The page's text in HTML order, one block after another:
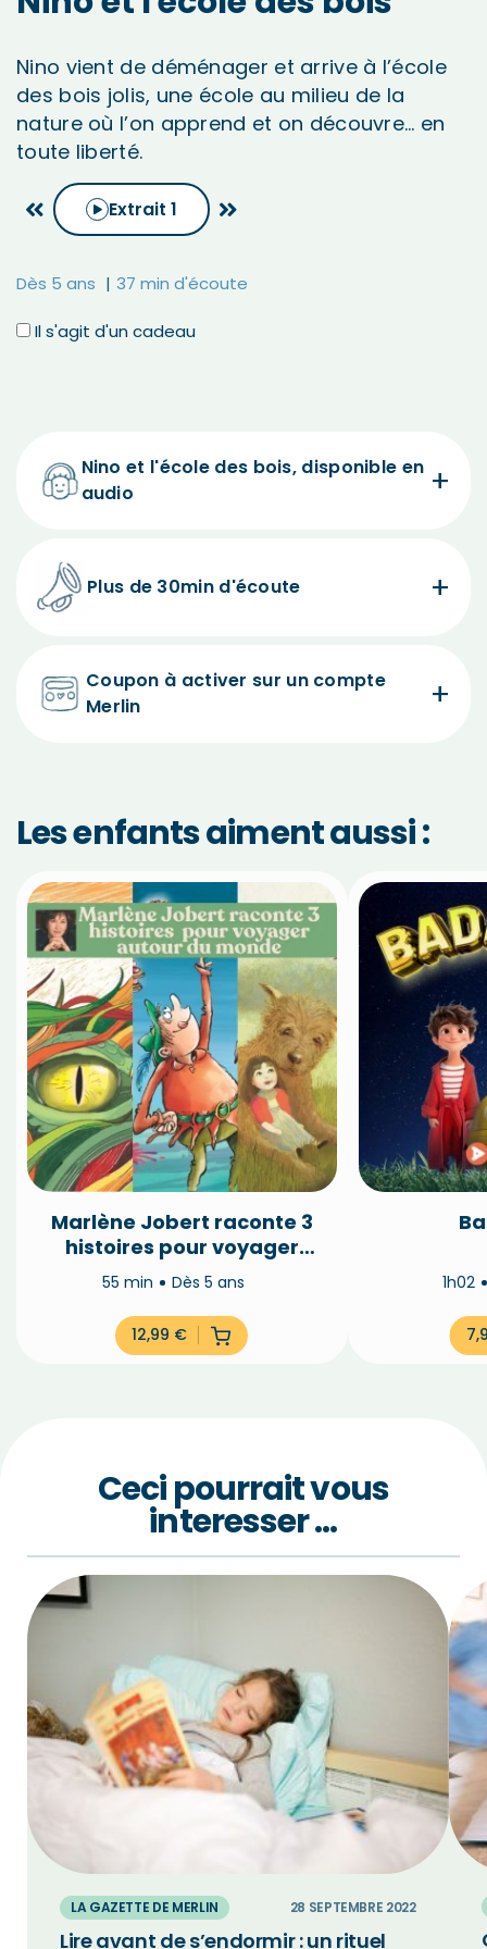
Nino vient de déménager et arrive à l’école
des bois jolis, une école au milieu de la
nature où l’on apprend et on découvre… en
toute liberté.
Extrait 1
Dès 5 ans 37 min d'écoute
Il s'agit d'un cadeau
Nino et l'école des bois, disponible en
audio
Plus de 30min d'écoute
Coupon à activer sur un compte
Merlin
Les enfants aiment aussi :
Marlène Jobert raconte 3
histoires pour voyager
autour du monde
55 min Dès 5 ans
12,99 €
1h02
Ceci pourrait vous
interesser …
LA GAZETTE DE MERLIN 28 SEPTEMBRE 2022
Lire avant de s’endormir : un rituel